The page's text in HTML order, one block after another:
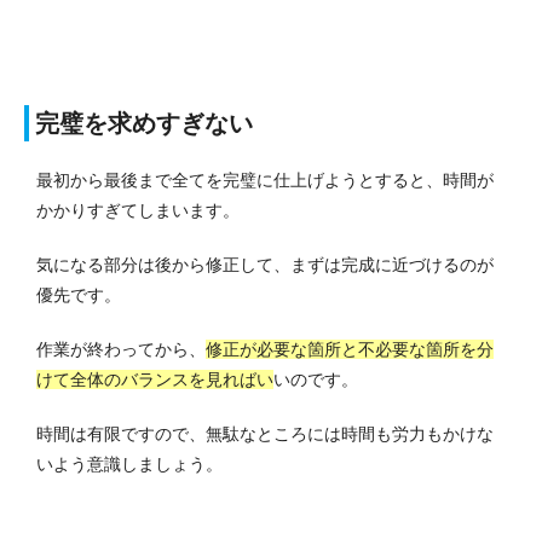
完璧を求めすぎない
最初から最後まで全てを完璧に仕上げようとすると、時間が
かかりすぎてしまいます。
気になる部分は後から修正して、まずは完成に近づけるのが
優先です。
作業が終わってから、 修正が必要な箇所と不必要な箇所を分
けて全体のバランスを見ればいいのです。
時間は有限ですので、無駄なところには時間も労力もかけな
いよう意識しましょう。